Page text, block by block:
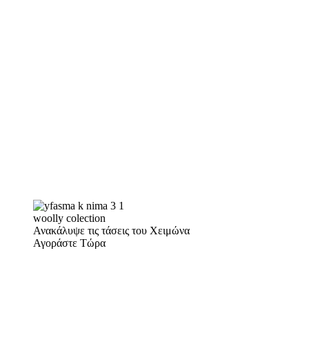
woolly colection
Ανακάλυψε τις τάσεις του Χειμώνα
Αγοράστε Τώρα